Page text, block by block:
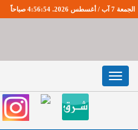
الجمعة 7 آب / أغسطس 2026. 4:56:55 صباحاً
Toggle
navigation